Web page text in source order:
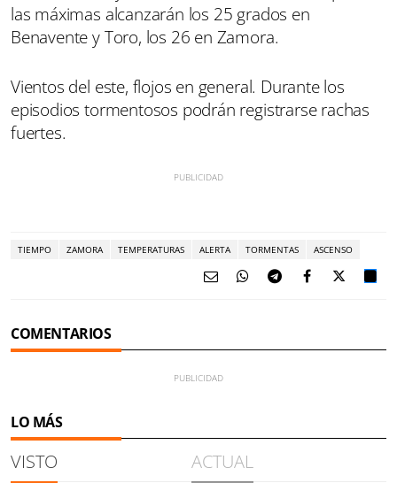
las máximas alcanzarán los 25 grados en
Benavente y Toro, los 26 en Zamora.
Vientos del este, flojos en general. Durante los
episodios tormentosos podrán registrarse rachas
fuertes.
TIEMPO ZAMORA TEMPERATURAS ALERTA TORMENTAS ASCENSO
COMENTARIOS
LO MÁS
VISTO ACTUAL